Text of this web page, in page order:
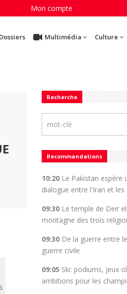
Mon compte
Multimédia Culture
Recherche
Recommandations
10:20Le Pakistan espère
dialogue entre l'Iran et les
09:30Le temple de Deir
montagne des trois
09:30De la guerre entre
guerre civile
09:05 Ski: podiums, Jeux
ambitions pour les